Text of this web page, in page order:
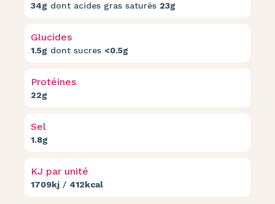
34g dont acides gras saturés 23g
Glucides
1.5g dont sucres <0.5g
Protéines
22g
Sel
1.8g
KJ par unité
1709kj / 412kcal